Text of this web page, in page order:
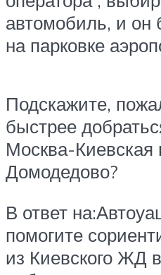
автомобиль, и он
на парковке
Подскажите,
быстрее
Москва-Киевская
Домодедово?
В ответ
помогите
из Киевского ЖД